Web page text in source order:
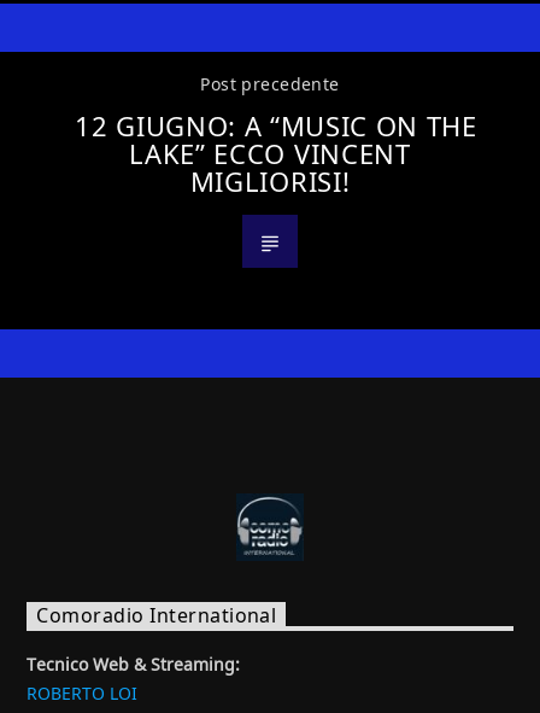
Post precedente
12 GIUGNO: A “MUSIC ON THE
LAKE” ECCO VINCENT
MIGLIORISI!
Comoradio International
Tecnico Web & Streaming:
ROBERTO LOI